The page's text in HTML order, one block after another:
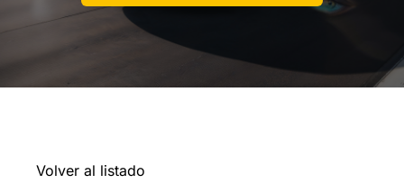
Volver al listado